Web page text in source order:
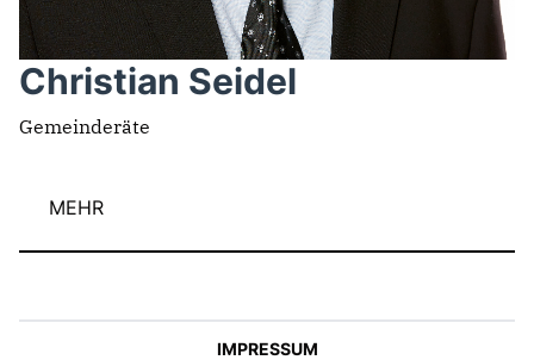
Christian Seidel
Gemeinderäte
MEHR
IMPRESSUM